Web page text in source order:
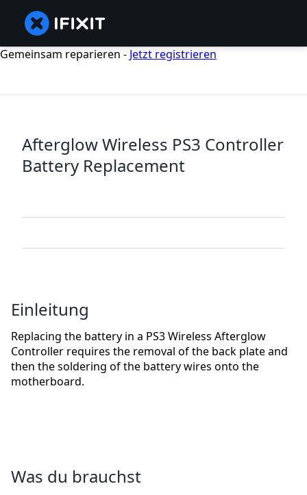
Gemeinsam reparieren - Jetzt registrieren
Afterglow Wireless PS3 Controller
Battery Replacement
Einleitung
Replacing the battery in a PS3 Wireless Afterglow
Controller requires the removal of the back plate and
then the soldering of the battery wires onto the
motherboard.
Was du brauchst